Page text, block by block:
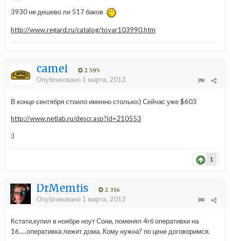
3930 не дешево ли 517 баков
http://www.regard.ru/catalog/tovar103990.htm
camel 2 595
Опубликовано 1 марта, 2013
В конце сентября стоило именно столько:) Сейчас уже $603
http://www.netlab.ru/descr.asp?id=210553
:)
1
DrMemfis 2 316
Опубликовано 1 марта, 2013
Кстати,купил в ноябре ноут Сони, поменял 4гб оперативки на
16.....оперативка лежит дома. Кому нужна? по цене договоримся.